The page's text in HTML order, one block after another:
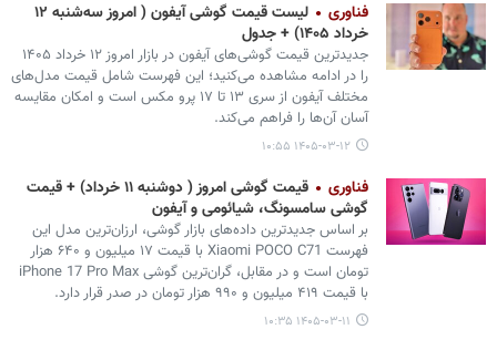
فناوری
لیست قیمت گوشی آیفون ( امروز سه‌شنبه ۱۲
خرداد ۱۴۰۵) + جدول
جدیدترین قیمت گوشی‌های آیفون در بازار امروز ۱۲ خرداد ۱۴۰۵
را در ادامه مشاهده می‌کنید؛ این فهرست شامل قیمت مدل‌های
مختلف آیفون از سری ۱۳ تا ۱۷ پرو مکس است و امکان مقایسه
آسان آن‌ها را فراهم می‌کند.
۱۴۰۵-۰۳-۱۲ ۱۰:۵۵
فناوری
قیمت گوشی امروز ( دوشنبه ۱۱ خرداد) + قیمت
گوشی سامسونگ، شیائومی و آیفون
بر اساس جدیدترین داده‌های بازار گوشی، ارزان‌ترین مدل این
فهرست Xiaomi POCO C71 با قیمت ۱۷ میلیون و ۶۴۰ هزار
تومان است و در مقابل، گران‌ترین گوشی iPhone 17 Pro Max
با قیمت ۴۱۹ میلیون و ۹۹۰ هزار تومان در صدر قرار دارد.
۱۴۰۵-۰۳-۱۱ ۱۰:۳۵